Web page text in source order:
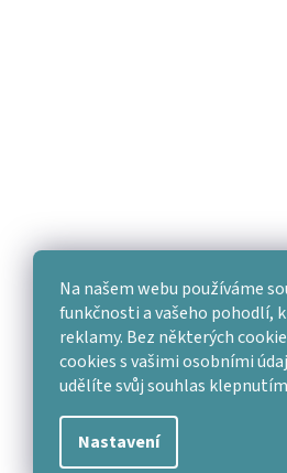
Na našem webu používáme
funkčnosti a vašeho pohodlí,
reklamy. Bez některých
cookies s vašimi osobními
udělíte svůj souhlas
Nastavení